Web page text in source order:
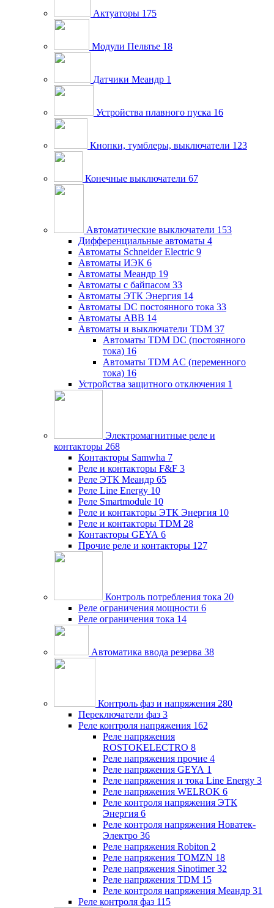
Актуаторы 175
Модули Пельтье 18
Датчики Меандр 1
Устройства плавного пуска 16
Кнопки, тумблеры, выключатели 123
Конечные выключатели 67
Автоматические выключатели 153
Дифференциальные автоматы 4
Автоматы Schneider Electric 9
Автоматы ИЭК 6
Автоматы Меандр 19
Автоматы с байпасом 33
Автоматы ЭТК Энергия 14
Автоматы DC постоянного тока 33
Автоматы ABB 14
Автоматы и выключатели TDM 37
Автоматы TDM DC (постоянного
тока) 16
Автоматы TDM AC (переменного
тока) 16
Устройства защитного отключения 1
Электромагнитные реле и
контакторы 268
Контакторы Samwha 7
Реле и контакторы F&F 3
Реле ЭТК Меандр 65
Реле Line Energy 10
Реле Smartmodule 10
Реле и контакторы ЭТК Энергия 10
Реле и контакторы TDM 28
Контакторы GEYA 6
Прочие реле и контакторы 127
Контроль потребления тока 20
Реле ограничения мощности 6
Реле ограничения тока 14
Автоматика ввода резерва 38
Контроль фаз и напряжения 280
Переключатели фаз 3
Реле контроля напряжения 162
Реле напряжения
ROSTOKELECTRO 8
Реле напряжения прочие 4
Реле напряжения GEYA 1
Реле напряжения и тока Line Energy 3
Реле напряжения WELROK 6
Реле контроля напряжения ЭТК
Энергия 6
Реле контроля напряжения Новатек-
Электро 36
Реле напряжения Robiton 2
Реле напряжения TOMZN 18
Реле напряжения Sinotimer 32
Реле напряжения TDM 15
Реле контроля напряжения Меандр 31
Реле контроля фаз 115